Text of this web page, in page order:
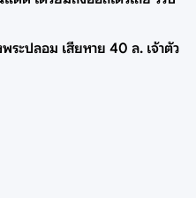
ระปลอม เสียหาย 40 ล. เจ้าตัว